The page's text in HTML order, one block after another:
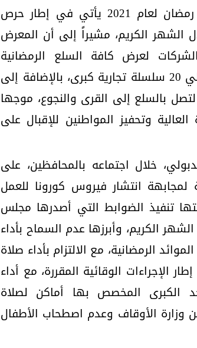
ولفت مدبولي إلى أن افتتاح معرض أهلاً رمضان لعام 2021 يأتي في إطار حرص
الشهر الكريم، مشيراً إلى أن المعرض
لعرض كافة السلع الرمضانية
والأساسية، بتخفيضات كبيرة، إلى جانب حوالي 20 سلسلة تجارية كبرى، بالإضافة إلى
240 سيارة ستتحرك لتصل بالسلع إلى القرى والنجوع، موجها
وتحفيز المواطنين للإقبال على
خلال اجتماعه بالمحافظين، على
لمجابهة انتشار فيروس كورونا للعمل
تنفيذ الضوابط التي أصدرها مجلس
الشهر الكريم، وأبرزها عدم السماح بأداء
الرمضانية، مع الالتزام بأداء صلاة
30 دقيقة، وفي إطار الإجراءات الوقائية المقررة، مع أداء
الكبرى المخصص بها أماكن لصلاة
الأوقاف وعدم اصطحاب الأطفال